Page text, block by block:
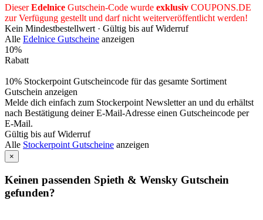
DieserEdelnice Gutschein-Code wurde exklusiv COUPONS.DE
zur Verfügung gestellt und darf nicht weiterveröffentlicht werden!
Kein Mindestbestellwert · Gültig bis auf Widerruf
Alle Edelnice Gutscheine anzeigen
10%
Rabatt
10% Stockerpoint Gutscheincode für das gesamte Sortiment
Gutschein anzeigen
Melde dich einfach zum Stockerpoint Newsletter an und du erhältst
nach Bestätigung deiner E-Mail-Adresse einen Gutscheincode per
E-Mail.
Gültig bis auf Widerruf
Alle Stockerpoint Gutscheine anzeigen
×
Keinen passenden Spieth & Wensky Gutschein
gefunden?